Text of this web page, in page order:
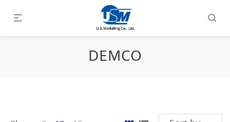
DEMCO